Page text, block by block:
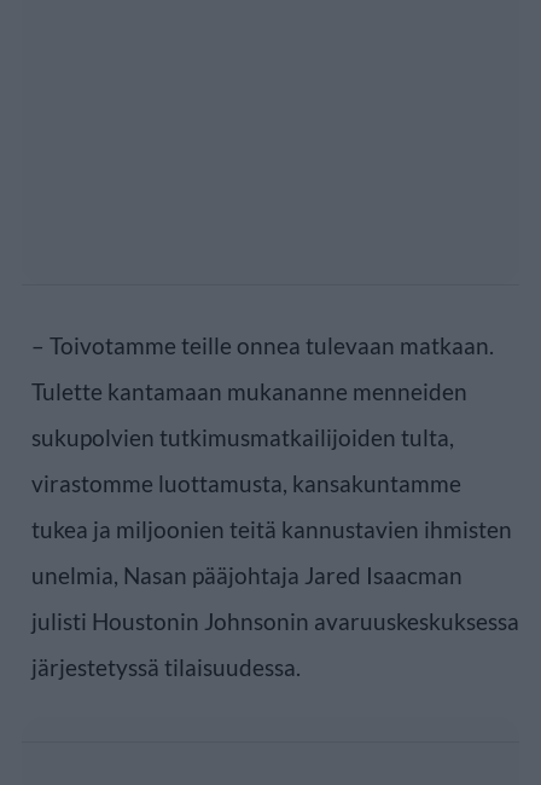
– Toivotamme teille onnea tulevaan matkaan.
Tulette kantamaan mukananne menneiden
sukupolvien tutkimusmatkailijoiden tulta,
virastomme luottamusta, kansakuntamme
tukea ja miljoonien teitä kannustavien ihmisten
unelmia, Nasan pääjohtaja Jared Isaacman
julisti Houstonin Johnsonin avaruuskeskuksessa
järjestetyssä tilaisuudessa.